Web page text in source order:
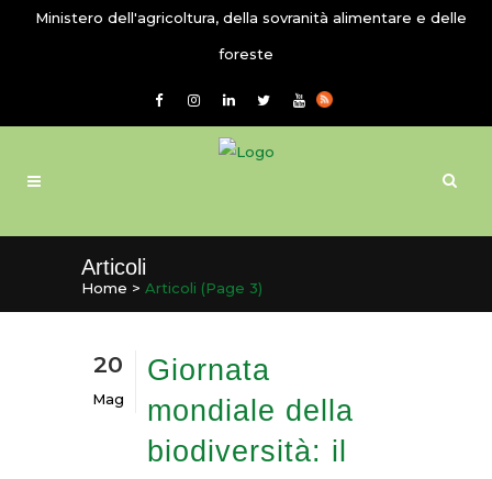
Ministero dell'agricoltura, della sovranità alimentare e delle
foreste
Articoli
Home > Articoli (Page 3)
20
Mag
Giornata
mondiale della
biodiversità: il